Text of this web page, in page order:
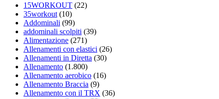
15WORKOUT (22)
35workout (10)
Addominali (99)
addominali scolpiti (39)
Alimentazione (271)
Allenamenti con elastici (26)
Allenamenti in Diretta (30)
Allenamento (1.800)
Allenamento aerobico (16)
Allenamento Braccia (9)
Allenamento con il TRX (36)